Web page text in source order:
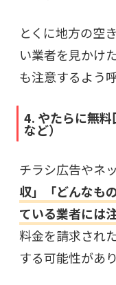
とくに地方の空
い業者を見かけ
も注意するよう
4. やたらに無
など）
チラシ広告やネ
収」「どんなも
ている業者には
料金を請求され
する可能性があり